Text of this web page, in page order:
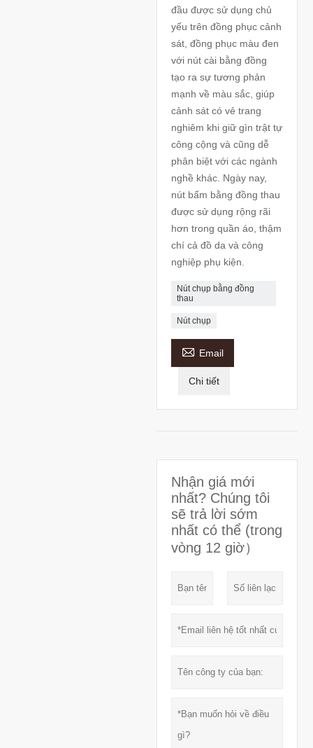
đầu được sử dụng chủ
yếu trên đồng phục cảnh
sát, đồng phục màu đen
với nút cài bằng đồng
tạo ra sự tương phản
mạnh về màu sắc, giúp
cảnh sát có vẻ trang
nghiêm khi giữ gìn trật tự
công cộng và cũng dễ
phân biệt với các ngành
nghề khác. Ngày nay,
nút bấm bằng đồng thau
được sử dụng rộng rãi
hơn trong quần áo, thậm
chí cả đồ da và công
nghiệp phụ kiện.
Nút chụp bằng đồng
thau
Nút chụp
 Email
Chi tiết
Nhận giá mới
nhất? Chúng tôi
sẽ trả lời sớm
nhất có thể (trong
vòng 12 giờ）